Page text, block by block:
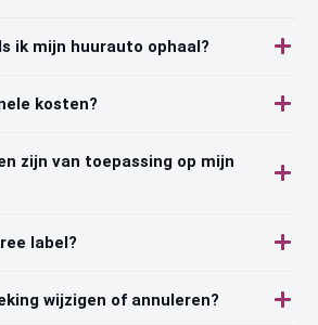
ik mijn huurauto ophaal?
kosten?
zijn van toepassing op mijn
label?
wijzigen of annuleren?